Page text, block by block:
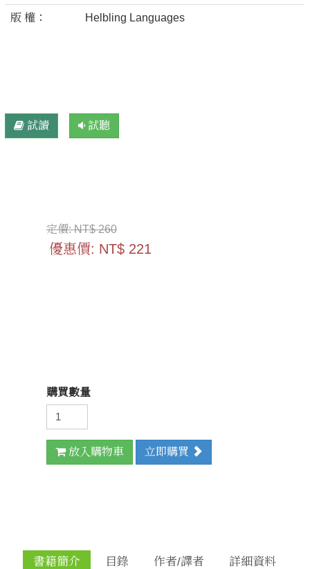
版 權： Helbling Languages
試讀 試聽
定價:NT$ 260
優惠價: NT$ 221
購買數量
放入購物車 立即購買
書籍簡介 目錄 作者/譯者 詳細資料